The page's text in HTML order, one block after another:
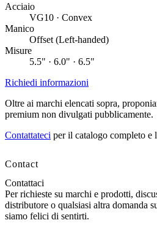
Acciaio
VG10 · Convex
Manico
Offset (Left-handed)
Misure
5.5" · 6.0" · 6.5"
Richiedi informazioni
Oltre ai marchi elencati sopra,
premium non divulgati pubblicamente.
Contattateci per il catalogo completo e
Contact
Contattaci
Per richieste su marchi e prodotti,
distributore o qualsiasi altra domanda
siamo felici di sentirti.